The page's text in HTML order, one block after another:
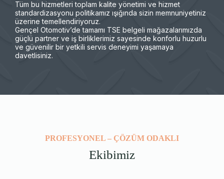
Tüm bu hizmetleri toplam kalite yönetimi ve hizmet
standardizasyonu politikamız ışığında sizin memnuniyetiniz
üzerine temellendiriyoruz.
Gençel Otomotiv’de tamamı TSE belgeli mağazalarımızda
güçlü partner ve iş birliklerimiz sayesinde konforlu huzurlu
ve güvenilir bir yetkili servis deneyimi yaşamaya
davetlisiniz.
PROFESYONEL – ÇÖZÜM ODAKLI
Ekibimiz